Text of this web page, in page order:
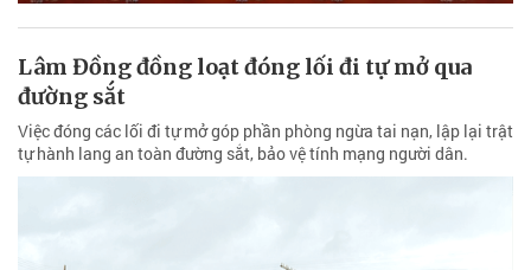
Lâm Đồng đồng loạt đóng lối đi tự mở qua
đường sắt
Việc đóng các lối đi tự mở góp phần phòng ngừa tai nạn, lập lại trật
tự hành lang an toàn đường sắt, bảo vệ tính mạng người dân.